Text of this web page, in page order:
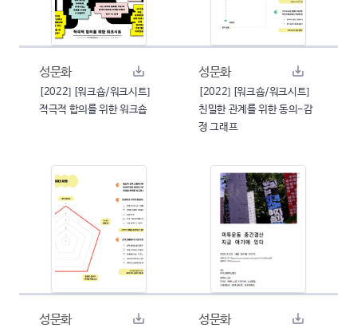
성문화
[2022] [워크숍/워크시트]
적극적 합의를 위한 워크숍
성문화
[2022] [워크숍/워크시트]
친밀한 관계를 위한 동의-감
정 그래프
성문화 성문화